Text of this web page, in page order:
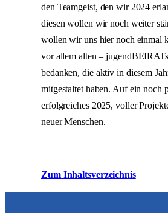
den Teamgeist, den wir 2024
diesen wollen wir noch weiter
wollen wir uns hier noch einmal
vor allem alten –
bedanken, die aktiv in diesem
mitgestaltet haben. Auf ein noch
erfolgreiches 2025, voller
neuer Menschen.
Zum Inhaltsverzeichnis